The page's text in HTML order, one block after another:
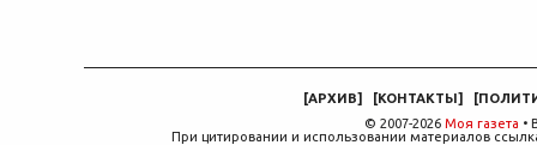
[АРХИВ] [КОНТАКТЫ] [
© 2007-2026 Моя газета •
При цитировании и использовании материалов